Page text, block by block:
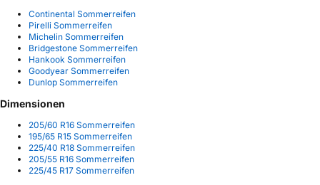
Continental Sommerreifen
Pirelli Sommerreifen
Michelin Sommerreifen
Bridgestone Sommerreifen
Hankook Sommerreifen
Goodyear Sommerreifen
Dunlop Sommerreifen
Dimensionen
205/60 R16 Sommerreifen
195/65 R15 Sommerreifen
225/40 R18 Sommerreifen
205/55 R16 Sommerreifen
225/45 R17 Sommerreifen